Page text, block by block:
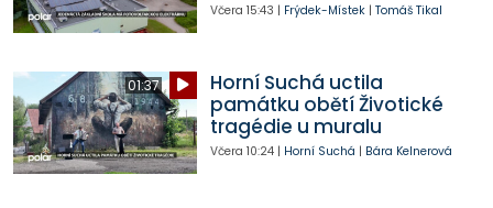
Včera 15:43 | Frýdek-Místek| Tomáš Tikal
01:37
Horní Suchá uctila
památku obětí Životické
tragédie u muralu
Včera 10:24| Horní Suchá | Bára Kelnerová